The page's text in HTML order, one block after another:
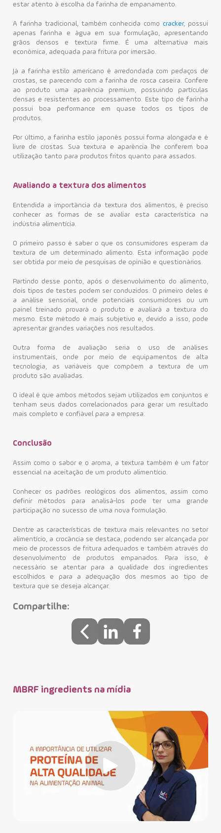
estar atento à escolha da farinha de empanamento.
A farinha tradicional, também conhecida comocracker, possui
apenas farinha e água em sua formulação, apresentando
grãos densos e textura firme. É uma alternativa mais
econômica, adequada para fritura por imersão.
Já a farinha estilo americano é arredondada com pedaços de
crostas, se parecendo com a farinha de rosca caseira. Confere
ao produto uma aparência premium, possuindo partículas
densas e resistentes ao processamento. Este tipo de farinha
possui boa performance em quase todos os tipos de
produtos.
Por último, a farinha estilo japonês possui forma alongada e é
livre de crostas. Sua textura e aparência lhe conferem boa
utilização tanto para produtos fritos quanto para assados.
Avaliando a textura dos alimentos
Entendida a importância da textura dos alimentos, é preciso
conhecer as formas de se avaliar esta característica na
indústria alimentícia.
O primeiro passo é saber o que os consumidores esperam da
textura de um determinado alimento. Esta informação pode
ser obtida por meio de pesquisas de opinião e questionários.
Partindo desse ponto, após o desenvolvimento do alimento,
dois tipos de testes podem ser conduzidos. O primeiro deles é
a análise sensorial, onde potenciais consumidores ou um
painel treinado provará o produto e avaliará a textura do
mesmo. Este método é mais subjetivo e, devido a isso, pode
apresentar grandes variações nos resultados.
Outra forma de avaliação seria o uso de análises
instrumentais, onde por meio de equipamentos de alta
tecnologia, as variáveis que compõem a textura de um
produto são avaliadas.
O ideal é que ambos métodos sejam utilizados em conjuntos e
tenham seus dados correlacionados para gerar um resultado
mais completo e confiável para a empresa.
Conclusão
Assim como o sabor e o aroma, a textura também é um fator
essencial na aceitação de um produto alimentício.
Conhecer os padrões reológicos dos alimentos, assim como
definir métodos para analisá-los pode ter uma grande
participação no sucesso de uma nova formulação.
Dentre as características de textura mais relevantes no setor
alimentício, a crocância se destaca, podendo ser alcançada por
meio de processos de fritura adequados e também através do
desenvolvimento de produtos empanados. Para isso, é
necessário se atentar para a qualidade dos ingredientes
escolhidos e para a adequação dos mesmos ao tipo de
textura que se deseja alcançar.
Compartilhe:
MBRF ingredients na mídia